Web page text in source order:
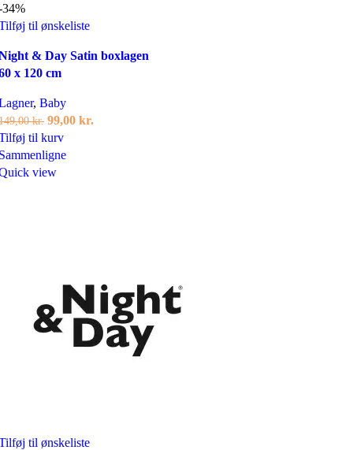
34%
til ønskeliste
& Day Satin boxlagen
x 120 cm
, Baby
kr. Den
oprindelige
pris
var:
99,00 kr.
til kurv
view
til ønskeliste